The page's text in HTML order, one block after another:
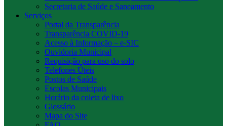
Secretaria de Saúde e Saneamento
Serviços
Portal da Transparência
Transparência COVID-19
Acesso à Informação – e-SIC
Ouvidoria Municipal
Requisição para uso do solo
Telefones Úteis
Postos de Saúde
Escolas Municipais
Horário da coleta de lixo
Glossário
Mapa do Site